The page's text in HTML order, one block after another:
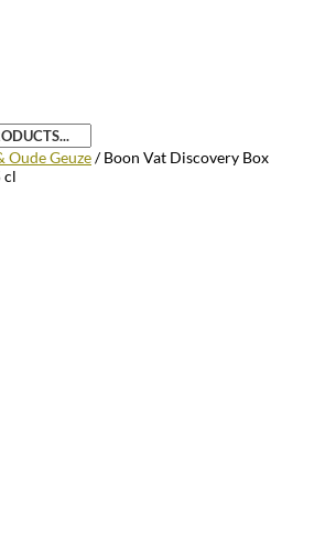
Oude Geuze/ Boon Vat Discovery Box
cl